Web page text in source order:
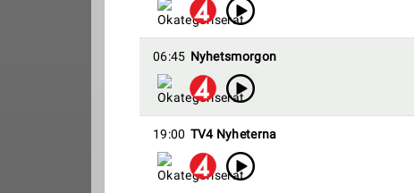
06:45 Nyhetsmorgon
19:00 TV4 Nyheterna